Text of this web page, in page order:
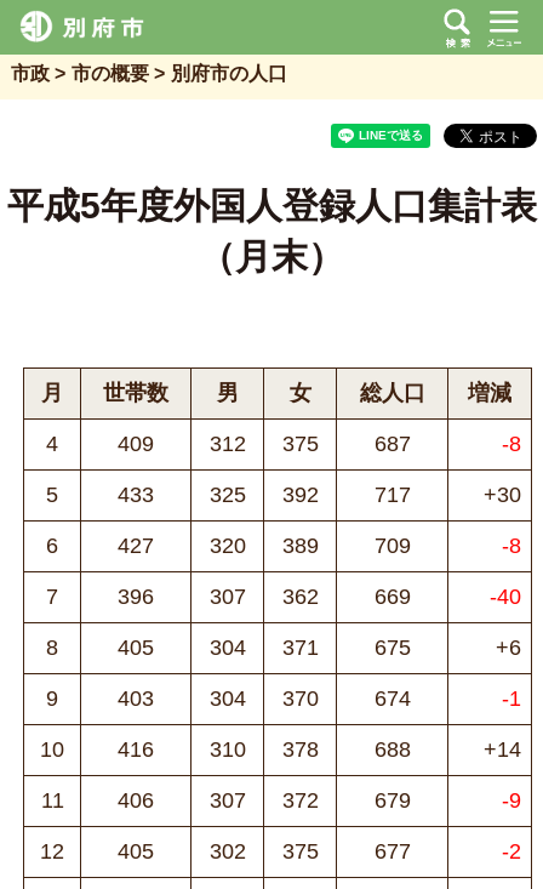
市政 市の概要 別府市の人口
平成5年度外国人登録人口集計表
（月末）
月 世帯数 男 女 総人口 増減
4 409 312 375 687 -8
5 433 325 392 717 +30
6 427 320 389 709 -8
7 396 307 362 669 -40
8 405 304 371 675 +6
9 403 304 370 674 -1
10 416 310 378 688 +14
11 406 307 372 679 -9
12 405 302 375 677 -2